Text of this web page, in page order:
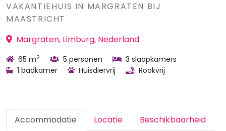
VAKANTIEHUIS IN MARGRATEN BIJ
MAASTRICHT
Margraten, Limburg, Nederland
65 m2 5 personen
3 slaapkamers
1 badkamer
Huisdiervrij Rookvrij
Accommodatie Locatie Beschikbaarheid